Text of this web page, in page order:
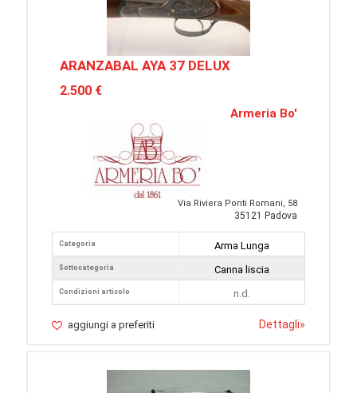
ARANZABAL AYA 37 DELUX
2.500 €
Armeria Bo'
Via Riviera Ponti Romani, 58
35121 Padova
Categoria
Sottocategoria
Condizioni articolo
Arma Lunga
Canna liscia
n.d.
aggiungi a preferiti Dettagli»